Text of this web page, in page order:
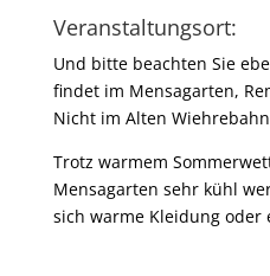
Veranstaltungsort:
Und bitte beachten Sie
findet im Mensagarten,
Nicht im Alten
Trotz warmem
Mensagarten sehr kühl
sich warme Kleidung oder